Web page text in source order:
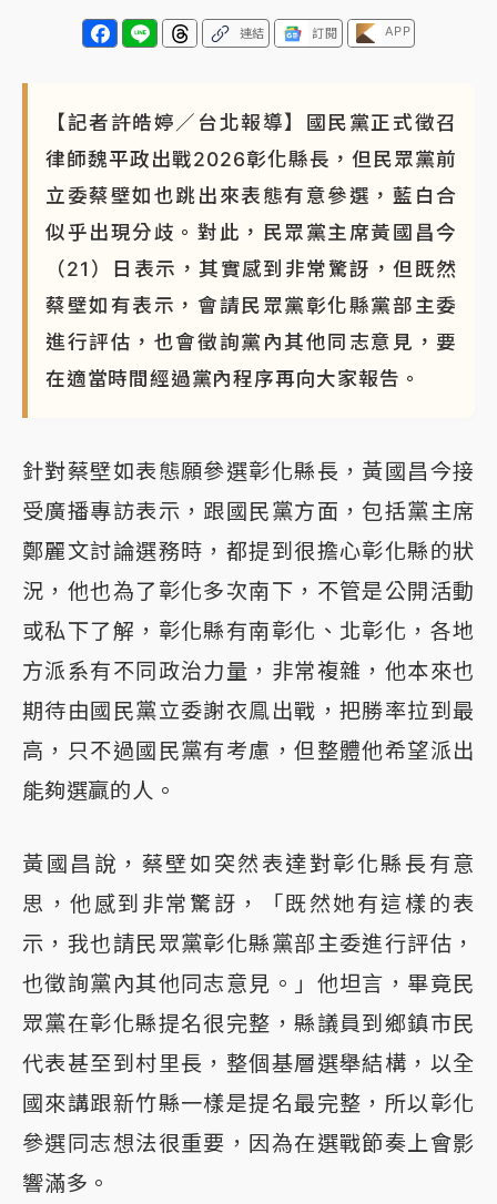
分析｜ 7月營收甫首破單月9000億元下半年續旺指
標？ 鴻海本週法說法人關注的四大重點
盟 兩大愛徒向他致
連結 訂閱 APP
【記者許皓婷／台北報導】國民黨正式徵召
律師魏平政出戰2026彰化縣長，但民眾黨前
立委蔡壁如也跳出來表態有意參選，藍白合
似乎出現分歧。對此，民眾黨主席黃國昌今
（21）日表示，其實感到非常驚訝，但既然
蔡壁如有表示，會請民眾黨彰化縣黨部主委
進行評估，也會徵詢黨內其他同志意見，要
在適當時間經過黨內程序再向大家報告。
針對蔡壁如表態願參選彰化縣長，黃國昌今接
受廣播專訪表示，跟國民黨方面，包括黨主席
鄭麗文討論選務時，都提到很擔心彰化縣的狀
況，他也為了彰化多次南下，不管是公開活動
或私下了解，彰化縣有南彰化、北彰化，各地
方派系有不同政治力量，非常複雜，他本來也
期待由國民黨立委謝衣鳯出戰，把勝率拉到最
高，只不過國民黨有考慮，但整體他希望派出
能夠選贏的人。
黃國昌說，蔡壁如突然表達對彰化縣長有意
思，他感到非常驚訝，「既然她有這樣的表
示，我也請民眾黨彰化縣黨部主委進行評估，
也徵詢黨內其他同志意見。」他坦言，畢竟民
眾黨在彰化縣提名很完整，縣議員到鄉鎮市民
代表甚至到村里長，整個基層選舉結構，以全
國來講跟新竹縣一樣是提名最完整，所以彰化
參選同志想法很重要，因為在選戰節奏上會影
響滿多。